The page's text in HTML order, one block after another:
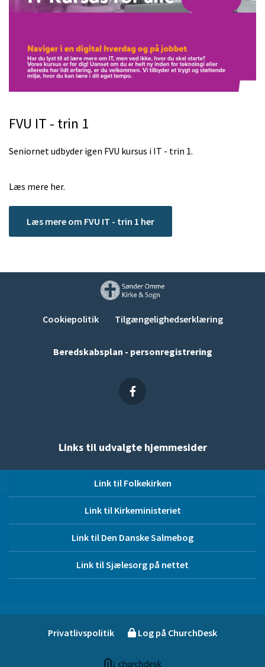
FVU IT - trin 1
Seniornet udbyder igen FVU kursus i IT - trin 1.
Læs mere her.
Læs mere om FVU IT - trin 1 her
Cookiepolitik Tilgængelighedserklæring
Beredskabsplan - personregistrering
Links til udvalgte hjemmesider
Link til Folkekirken
Link til Kirkeministeriet
Link til Den Danske Salmebog
Link til Sjælesorg på nettet
Privatlivspolitik Log på ChurchDesk